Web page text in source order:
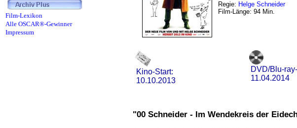
Regie: Helge Schneider
Film-Länge: 94 Min.
Kino-Start:
10.10.2013
DVD/Blu-
11.04.2014
"00 Schneider - Im Wendekreis der
Film-Lexikon
Alle OSCAR®-Gewinner
Impressum